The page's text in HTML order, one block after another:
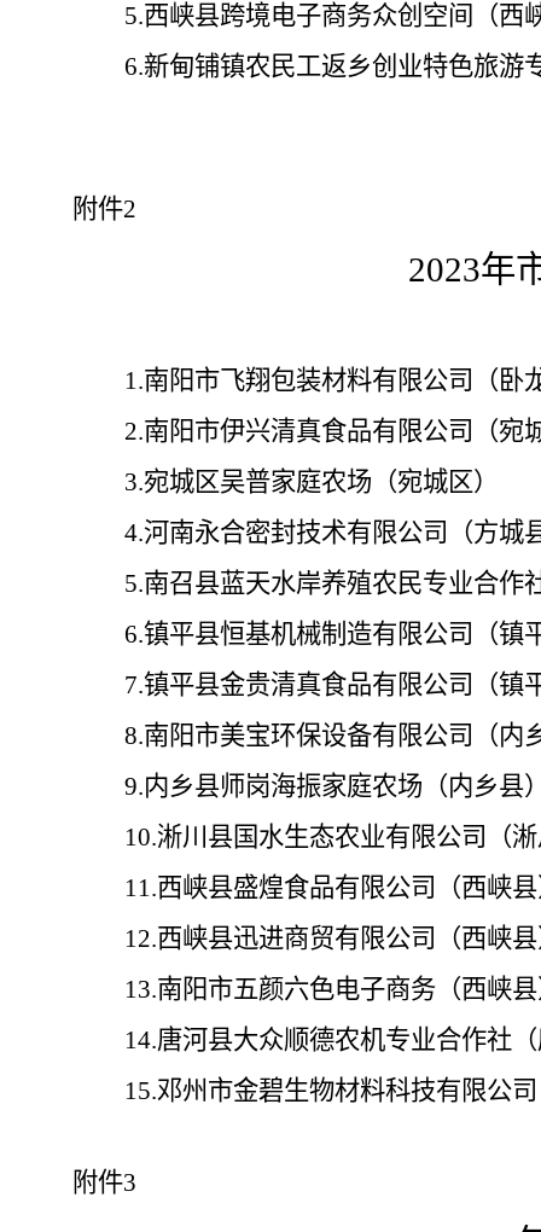
5.西峡县跨境电子商务众创空间（西
6.新甸铺镇农民工返乡创业特色旅游
附件2
2023年
1.南阳市飞翔包装材料有限公司（卧
2.南阳市伊兴清真食品有限公司（宛
3.宛城区吴普家庭农场（宛城区）
4.河南永合密封技术有限公司（方城
5.南召县蓝天水岸养殖农民专业合作
6.镇平县恒基机械制造有限公司（镇
7.镇平县金贵清真食品有限公司（镇
8.南阳市美宝环保设备有限公司（内
9.内乡县师岗海振家庭农场（内乡县
10.淅川县国水生态农业有限公司（
11.西峡县盛煌食品有限公司（西峡
12.西峡县迅进商贸有限公司（西峡
13.南阳市五颜六色电子商务（西峡
14.唐河县大众顺德农机专业合作社
15.邓州市金碧生物材料科技有限公
附件3